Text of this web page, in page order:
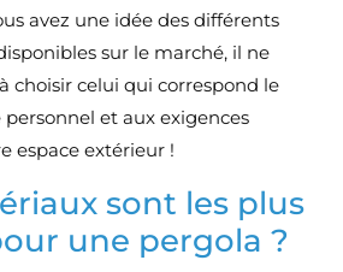
avez une idée des différents
sur le marché, il ne
choisir celui qui correspond le
et aux exigences
espace extérieur !
sont les plus
une pergola ?